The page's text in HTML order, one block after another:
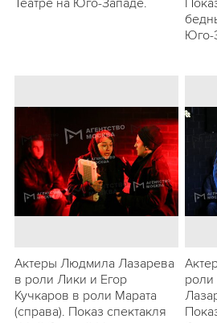
Театре на Юго-Западе.
Юго-
Актеры Людмила Лазарева
в роли Лики и Егор
Кучкаров в роли Марата
(справа). Показ спектакля